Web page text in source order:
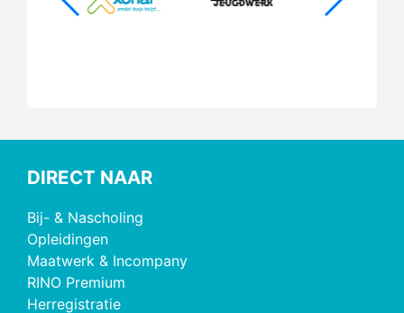
DIRECT NAAR
Bij- & Nascholing
Opleidingen
Maatwerk & Incompany
RINO Premium
Herregistratie